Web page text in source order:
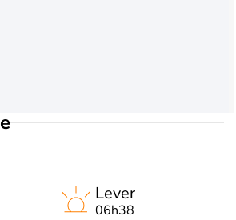
Lever
06h38